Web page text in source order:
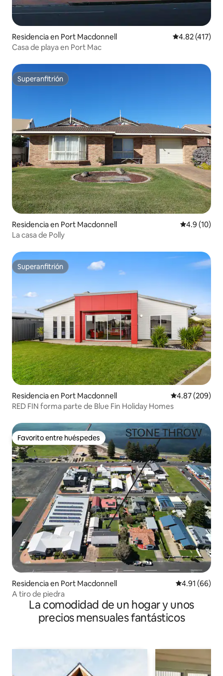
Residencia en Port Macdonnell Calificación
4.82 (417)
Casa de playa en Port Mac
Superanfitrión
Superanfitrión
Residencia en Port Macdonnell Calificación
4.9 (10)
La casa de Polly
Superanfitrión
Superanfitrión
Residencia en Port Macdonnell Calificación
4.87 (209)
RED FIN forma parte de Blue Fin Holiday Homes
Favorito entre huéspedes
Favorito entre huéspedes
Residencia en Port Macdonnell Calificación
4.91 (66)
A tiro de piedra
La comodidad de un hogar y unos
precios mensuales fantásticos